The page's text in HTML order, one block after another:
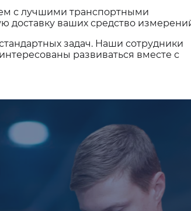
с лучшими транспортными
ваших средство
задач. Наши сотрудники
развиваться вместе с